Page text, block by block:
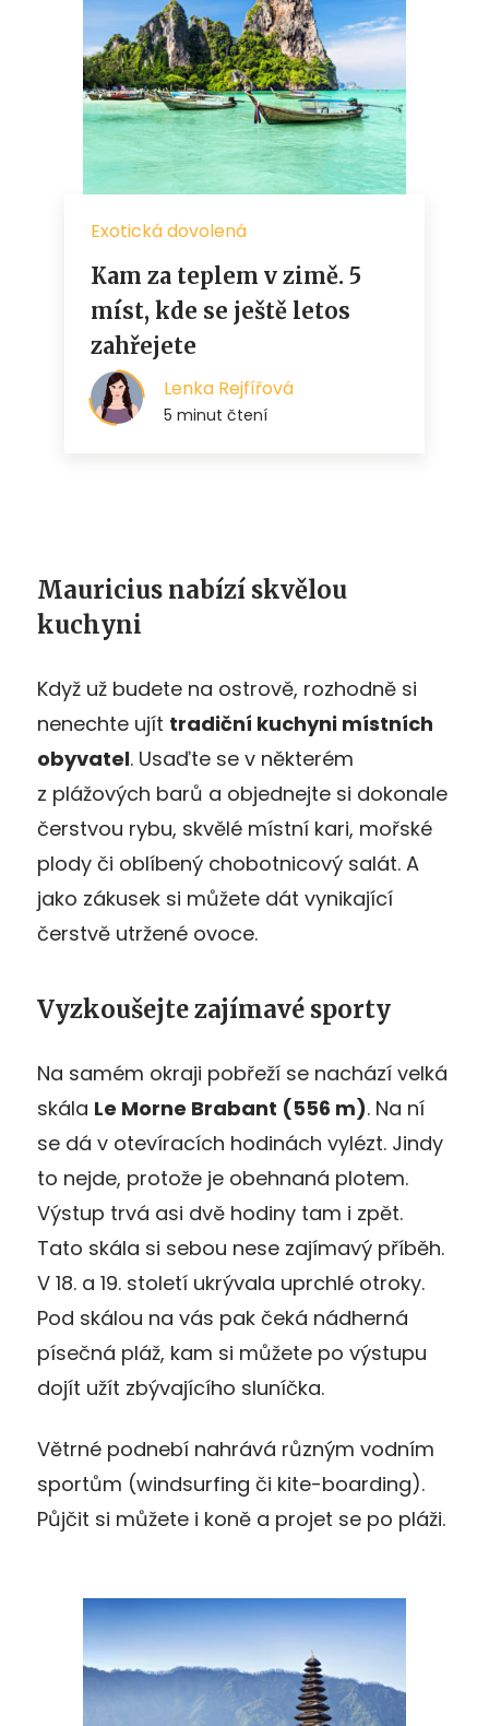
Mauricius nabízí skvělou
kuchyni
Když už budete na ostrově, rozhodně si
nenechte ujít tradiční kuchyni místních
obyvatel. Usaďte se v některém
z plážových barů a objednejte si dokonale
čerstvou rybu, skvělé místní kari, mořské
plody či oblíbený chobotnicový salát. A
jako zákusek si můžete dát vynikající
čerstvě utržené ovoce.
Vyzkoušejte zajímavé sporty
Na samém okraji pobřeží se nachází velká
skála Le Morne Brabant (556 m). Na ní
se dá v otevíracích hodinách vylézt. Jindy
to nejde, protože je obehnaná plotem.
Výstup trvá asi dvě hodiny tam i zpět.
Tato skála si sebou nese zajímavý příběh.
V 18. a 19. století ukrývala uprchlé otroky.
Pod skálou na vás pak čeká nádherná
písečná pláž, kam si můžete po výstupu
dojít užít zbývajícího sluníčka.
Větrné podnebí nahrává různým vodním
sportům (windsurfing či kite-boarding).
Půjčit si můžete i koně a projet se po pláži.